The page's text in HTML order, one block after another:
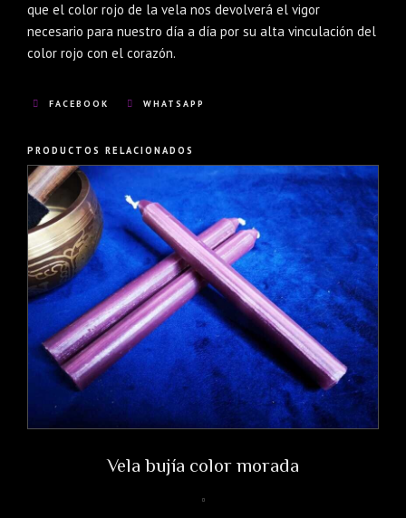
que el color rojo de la vela nos devolverá el vigor
necesario para nuestro día a día por su alta vinculación del
color rojo con el corazón.
FACEBOOK WHATSAPP
PRODUCTOS RELACIONADOS
Vela bujía color morada